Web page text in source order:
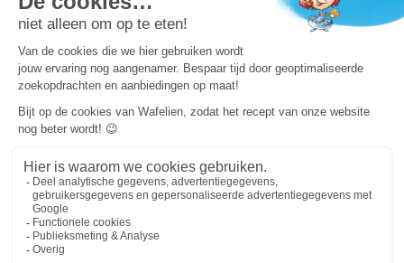
Veelgestelde vragen
Dutchbox Vakantiepark
Superdeals
Capfun in de media
Carabouille.nl
Wettelijke bepalingen
Algemene reisvoorwaarden
Persvragen? mailpersvragen@capfun.com
Powered by ICS
OK